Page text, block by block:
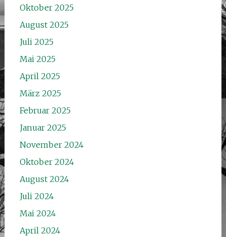
Oktober 2025
August 2025
Juli 2025
Mai 2025
April 2025
März 2025
Februar 2025
Januar 2025
November 2024
Oktober 2024
August 2024
Juli 2024
Mai 2024
April 2024